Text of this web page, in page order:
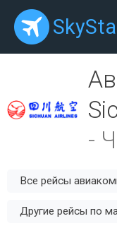
-
Все рейсы
Другие рейсы по